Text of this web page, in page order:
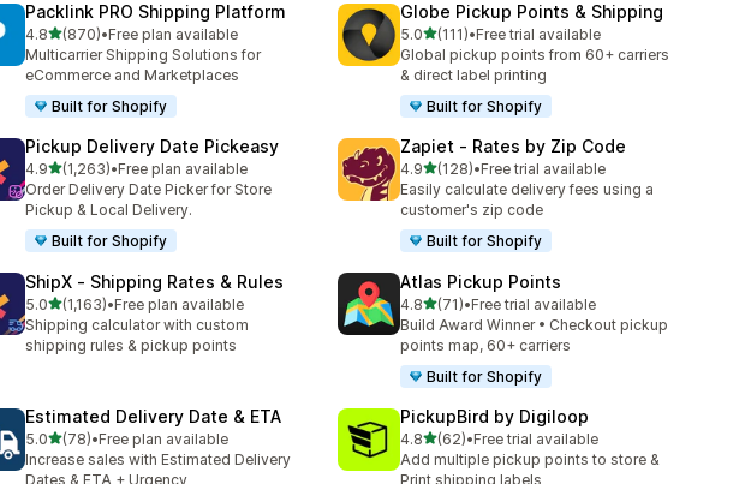
Packlink PRO Shipping Platform
4.8เต็ม 5 ดาว
(870)
ทั้งหมด 870 รีวิว
•Free plan available
Multicarrier Shipping Solutions for
eCommerce and Marketplaces
Built for Shopify
Globe Pickup Points & Shipping
5.0เต็ม 5 ดาว
(111)
ทั้งหมด 111 รีวิว
•Free trial available
Global pickup points from 60+ carriers
& direct label printing
Built for Shopify
Pickup Delivery Date Pickeasy
4.9เต็ม 5 ดาว
(1,263)
ทั้งหมด 1263 รีวิว
•Free plan available
Order Delivery Date Picker for Store
Pickup & Local Delivery.
Built for Shopify
Zapiet ‑ Rates by Zip Code
4.9เต็ม 5 ดาว
(128)
ทั้งหมด 128 รีวิว
•Free trial available
Easily calculate delivery fees using a
customer's zip code
Built for Shopify
ShipX ‑ Shipping Rates & Rules
5.0เต็ม 5 ดาว
(1,163)
ทั้งหมด 1163 รีวิว
•Free plan available
Shipping calculator with custom
shipping rules & pickup points
Atlas Pickup Points
4.8เต็ม 5 ดาว
(71)
ทั้งหมด 71 รีวิว
•Free trial available
Build Award Winner • Checkout pickup
points map, 60+ carriers
Built for Shopify
Estimated Delivery Date & ETA
5.0เต็ม 5 ดาว
(78)
ทั้งหมด 78 รีวิว
•Free plan available
Increase sales with Estimated Delivery
Dates & ETA + Urgency
PickupBird by Digiloop
4.8เต็ม 5 ดาว
(62)
ทั้งหมด 62 รีวิว
•Free trial available
Add multiple pickup points to store &
Print shipping labels